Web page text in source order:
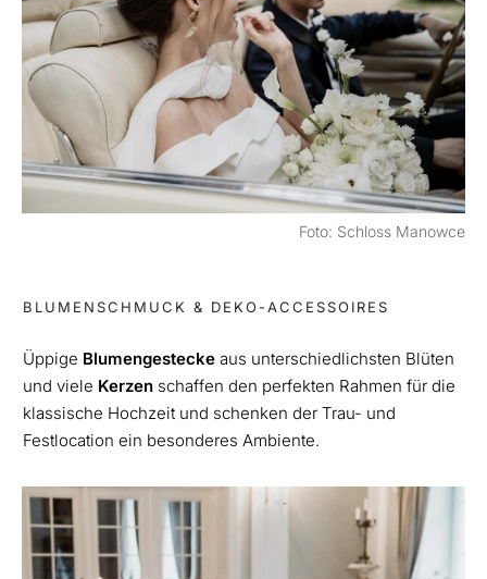
Foto: Schloss Manowce
BLUMENSCHMUCK & DEKO-ACCESSOIRES
Üppige Blumengestecke aus unterschiedlichsten Blüten
und viele Kerzen schaffen den perfekten Rahmen für die
klassische Hochzeit und schenken der Trau- und
Festlocation ein besonderes Ambiente.